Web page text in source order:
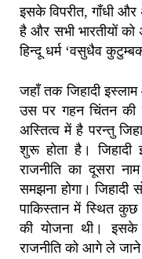
इसके विपरीत, गाँधी और
है और सभी भारतीयों
हिन्दू धर्म ‘वसुधैव
जहाँ तक जिहादी
उस पर गहन चिंतन
अस्तित्व में है परन्तु
शुरू होता है।
राजनीति का दूसरा
समझना होगा। जिहादी
पाकिस्तान में स्थित कुछ
की योजना थी।
राजनीति को आगे ले जाने